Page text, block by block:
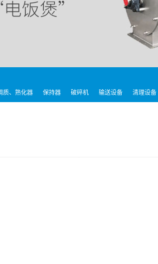
质、熟化器 保持器 破碎机 输送设备 清理设备